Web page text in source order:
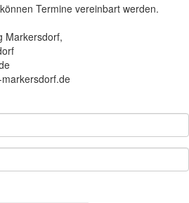
Termine vereinbart werden.
Markersdorf,